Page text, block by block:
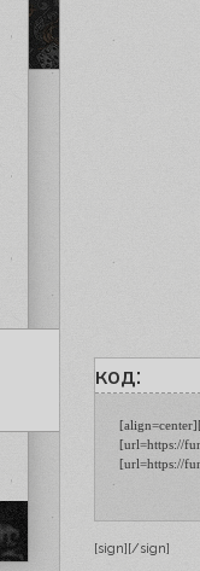
код:
[url=https://
[url=https://
[sign][/sign]